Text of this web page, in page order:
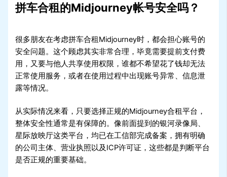
拼车合租的Midjourney帐号安全吗？
很多朋友在考虑拼车合租Midjourney时，都会担心账号的
安全问题。这个顾虑其实非常合理，毕竟需要提前支付费
用，又要与他人共享使用权限，谁都不希望花了钱却无法
正常使用服务，或者在使用过程中出现账号异常、信息泄
露等情况。
从实际情况来看，只要选择正规的Midjourney合租平台，
整体安全性通常是有保障的。像前面提到的银河录像局、
星际放映厅这类平台，均已在工信部完成备案，拥有明确
的公司主体、营业执照以及ICP许可证，这些都是判断平台
是否正规的重要基础。